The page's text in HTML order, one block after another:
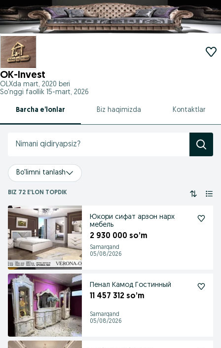
OK-Invest
OLXda mart, 2020 beri
So'nggi faollik 15-mart, 2026
Barcha e’lonlar Biz haqimizda Kontaktlar
Bo'limni tanlash
BIZ 72 E'LON TOPDIK
Юкори сифат арзон нарх
мебель
2 930 000 so’m
Samarqand
05/08/2026
Пенал Камод Гостинный
11 457 312 so’m
Samarqand
05/08/2026